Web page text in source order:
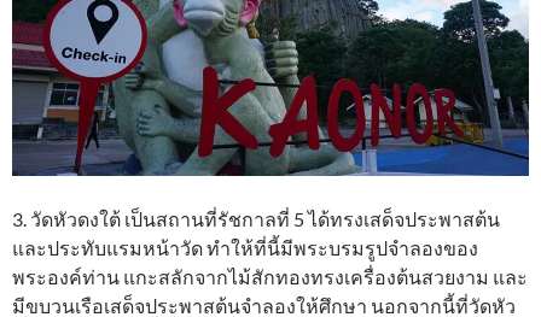
3. วัดหัวดงใต้ เป็นสถานที่รัชกาลที่ 5 ได้ทรงเสด็จประพาสต้น
และประทับแรมหน้าวัด ทำให้ที่นี้มีพระบรมรูปจำลองของ
พระองค์ท่าน แกะสลักจากไม้สักทองทรงเครื่องต้นสวยงาม และ
มีขบวนเรือเสด็จประพาสต้นจำลองให้ศึกษา นอกจากนี้ที่วัดหัว